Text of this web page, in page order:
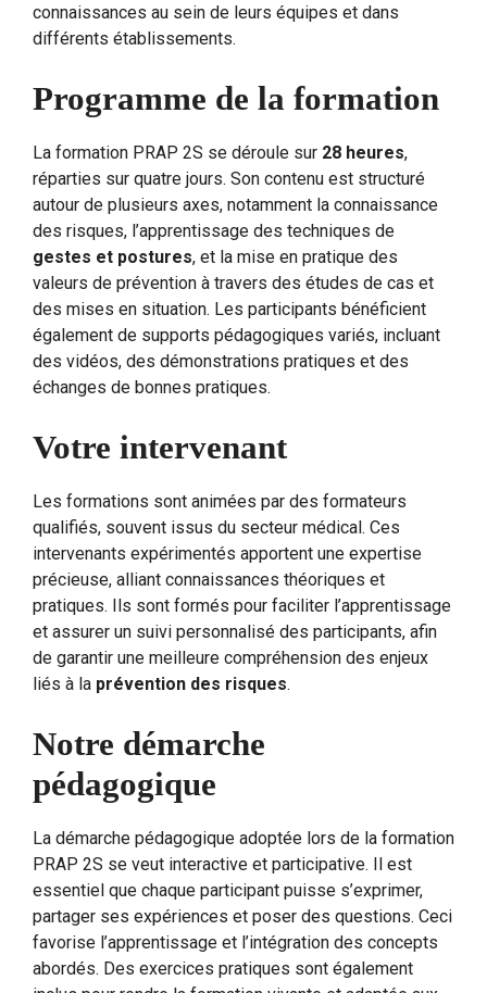
connaissances au sein de leurs équipes et dans
différents établissements.
Programme de la formation
La formation PRAP 2S se déroule sur 28 heures,
réparties sur quatre jours. Son contenu est structuré
autour de plusieurs axes, notamment la connaissance
des risques, l’apprentissage des techniques de
gestes et postures, et la mise en pratique des
valeurs de prévention à travers des études de cas et
des mises en situation. Les participants bénéficient
également de supports pédagogiques variés, incluant
des vidéos, des démonstrations pratiques et des
échanges de bonnes pratiques.
Votre intervenant
Les formations sont animées par des formateurs
qualifiés, souvent issus du secteur médical. Ces
intervenants expérimentés apportent une expertise
précieuse, alliant connaissances théoriques et
pratiques. Ils sont formés pour faciliter l’apprentissage
et assurer un suivi personnalisé des participants, afin
de garantir une meilleure compréhension des enjeux
liés à la prévention des risques.
Notre démarche
pédagogique
La démarche pédagogique adoptée lors de la formation
PRAP 2S se veut interactive et participative. Il est
essentiel que chaque participant puisse s’exprimer,
partager ses expériences et poser des questions. Ceci
favorise l’apprentissage et l’intégration des concepts
abordés. Des exercices pratiques sont également